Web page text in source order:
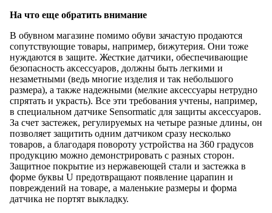
На что еще обратить внимание
В обувном магазине помимо обуви зачастую продаются
сопутствующие товары, например, бижутерия. Они тоже
нуждаются в защите. Жесткие датчики, обеспечивающие
безопасность аксессуаров, должны быть легкими и
незаметными (ведь многие изделия и так небольшого
размера), а также надежными (мелкие аксессуары нетрудно
спрятать и украсть). Все эти требования учтены, например,
в специальном датчике Sensormatic для защиты аксессуаров.
За счет застежек, регулируемых на четыре разные длины, он
позволяет защитить одним датчиком сразу несколько
товаров, а благодаря повороту устройства на 360 градусов
продукцию можно демонстрировать с разных сторон.
Защитное покрытие из нержавеющей стали и застежка в
форме буквы U предотвращают появление царапин и
повреждений на товаре, а маленькие размеры и форма
датчика не портят выкладку.